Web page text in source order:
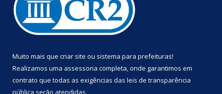
Muito mais que criar site ou sistema para prefeituras!
Realizamos uma assessoria completa, onde garantimos em
contrato que todas as exigências das leis de transparência
pública serão atendidas.